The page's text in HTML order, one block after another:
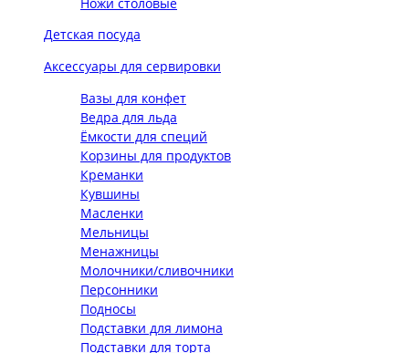
Детская посуда
Аксессуары для сервировки
Вазы для конфет
Ведра для льда
Ёмкости для специй
Корзины для продуктов
Креманки
Кувшины
Масленки
Мельницы
Менажницы
Молочники/сливочники
Персонники
Подносы
Подставки для лимона
Подставки для торта